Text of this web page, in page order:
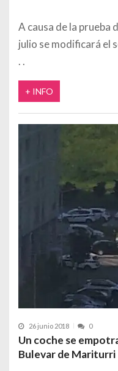
A causa de la prueba
julio se modificará el
+ INFO
26 junio 2018 0
Un coche se
Bulevar de Mariturri